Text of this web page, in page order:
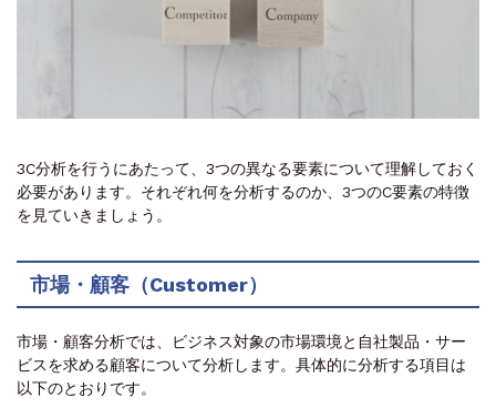
3C分析を行うにあたって、3つの異なる要素について理解しておく
必要があります。それぞれ何を分析するのか、3つのC要素の特徴
を見ていきましょう。
市場・顧客（Customer）
市場・顧客分析では、ビジネス対象の市場環境と自社製品・サー
ビスを求める顧客について分析します。具体的に分析する項目は
以下のとおりです。